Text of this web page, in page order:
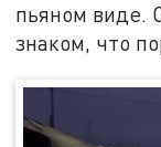
пьяном виде.
знаком, что